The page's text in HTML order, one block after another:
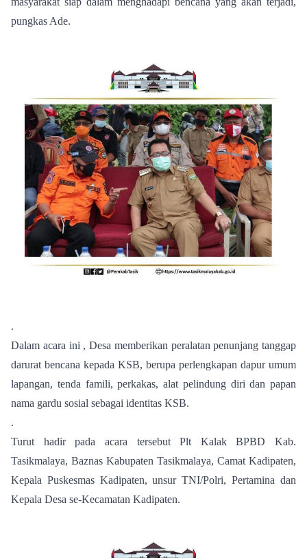
pungkas Ade.
.
Dalam acara ini , Desa memberikan peralatan penunjang tanggap
darurat bencana kepada KSB, berupa perlengkapan dapur umum
lapangan, tenda famili, perkakas, alat pelindung diri dan papan
nama gardu sosial sebagai identitas KSB.
.
Turut hadir pada acara tersebut Plt Kalak BPBD Kab.
Tasikmalaya, Baznas Kabupaten Tasikmalaya, Camat Kadipaten,
Kepala Puskesmas Kadipaten, unsur TNI/Polri, Pertamina dan
Kepala Desa se-Kecamatan Kadipaten.